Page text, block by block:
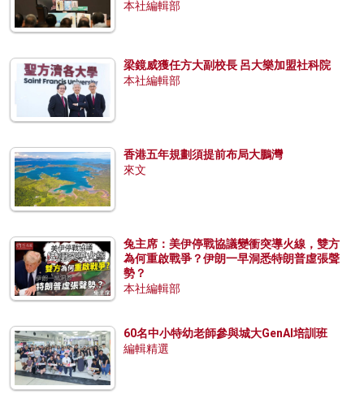
本社編輯部
梁鏡威獲任方大副校長 呂大樂加盟社科院
本社編輯部
香港五年規劃須提前布局大鵬灣
來文
兔主席：美伊停戰協議變衝突導火線，雙方
為何重啟戰爭？伊朗一早洞悉特朗普虛張聲
勢？
本社編輯部
60名中小特幼老師參與城大GenAI培訓班
編輯精選